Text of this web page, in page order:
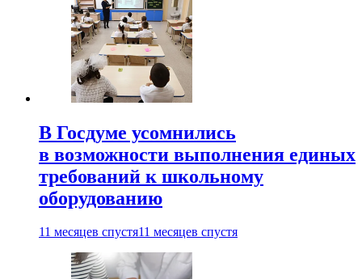
В Госдуме усомнились
в возможности выполнения единых
требований к школьному
оборудованию
11 месяцев спустя11 месяцев спустя